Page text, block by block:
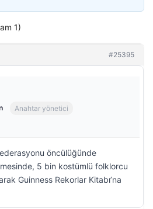
1)
#25395
Anahtar yönetici
öncülüğünde
5 bin kostümlü folklorcu
Guinness Rekorlar Kitabı’na